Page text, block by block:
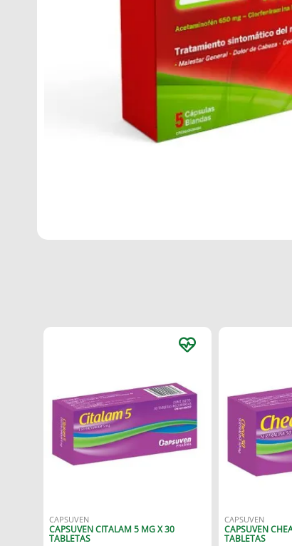
CAPSUVEN
CAPSUVEN CITALAM 5 MG X 30
TABLETAS
CAPSUVEN
CAPSUVEN
TABLETAS